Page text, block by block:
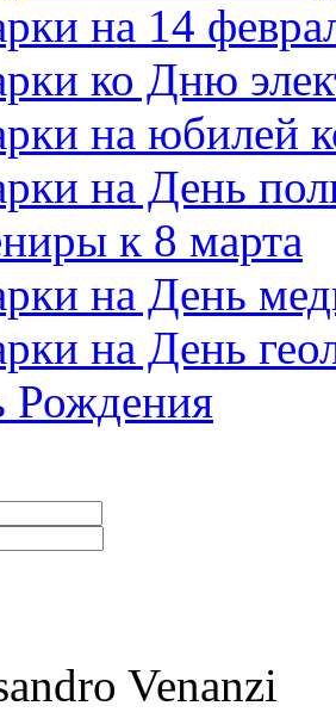
на 14
ко Дню
на юбилей
на День
к 8 марта
на День
на День
Рождения
Venanzi